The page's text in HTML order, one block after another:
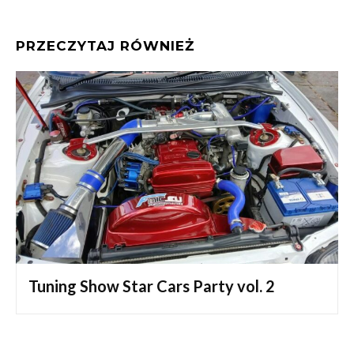
PRZECZYTAJ RÓWNIEŻ
Tuning Show Star Cars Party vol. 2